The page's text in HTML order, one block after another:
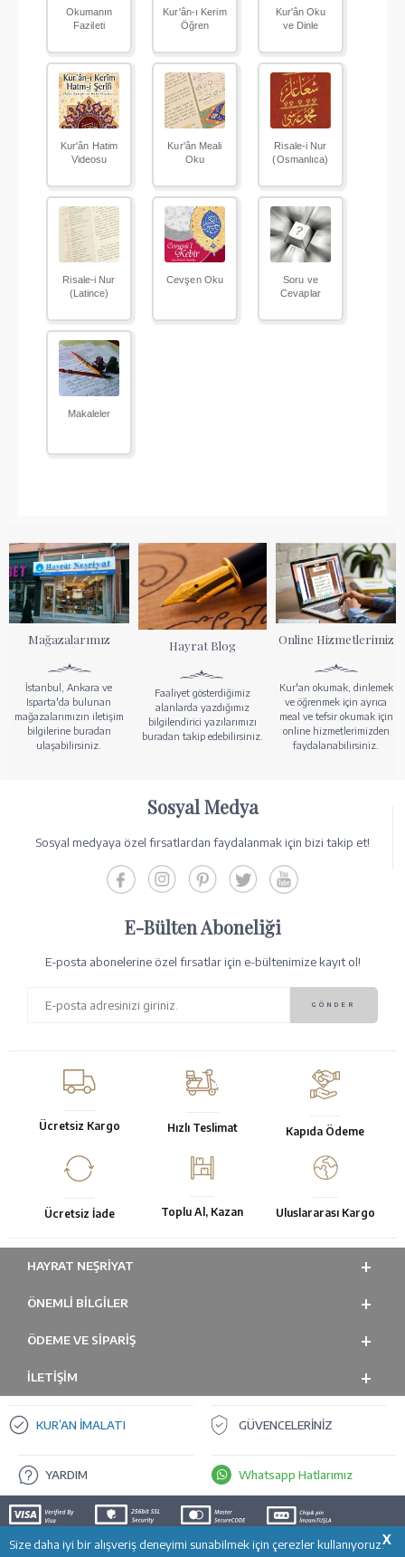
X
Size daha iyi bir alışveriş deneyimi sunabilmek için çerezler kullanıyoruz.
Okumanın
Fazileti
Kur'ân-ı Kerim
Öğren
Kur'ân Oku
ve Dinle
Kur'ân Hatim
Videosu
Kur'ân Meali
Oku
Risale-i Nur
(Osmanlıca)
Risale-i Nur
(Latince)
Cevşen Oku
Soru ve
Cevaplar
Makaleler
Mağazalarımız
İstanbul, Ankara ve
Isparta'da bulunan
mağazalarımızın iletişim
bilgilerine buradan
ulaşabilirsiniz.
Hayrat Blog
Faaliyet gösterdiğimiz
alanlarda yazdığımız
bilgilendirici yazılarımızı
buradan takip edebilirsiniz.
Online Hizmetlerimiz
Kur'an okumak, dinlemek
ve öğrenmek için ayrıca
meal ve tefsir okumak için
online hizmetlerimizden
faydalanabilirsiniz.
Sosyal Medya
Sosyal medyaya özel fırsatlardan faydalanmak için bizi takip et!
E-Bülten Aboneliği
E-posta abonelerine özel fırsatlar için e-bültenimize kayıt ol!
Ücretsiz Kargo Hızlı Teslimat Kapıda Ödeme
Ücretsiz İade Toplu Al, Kazan Uluslararası Kargo
HAYRAT NEŞRIYAT
ÖNEMLI BILGILER
ÖDEME VE SİPARİŞ
İLETİŞİM
KUR’AN İMALATI GÜVENCELERİNİZ
YARDIM Whatsapp Hatlarımız